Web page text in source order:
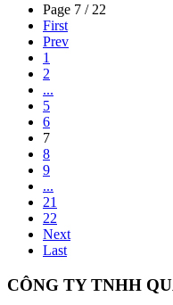
Page 7 / 22
First
Prev
1
2
...
5
6
7
8
9
...
21
22
Next
Last
CÔNG TY TNHH